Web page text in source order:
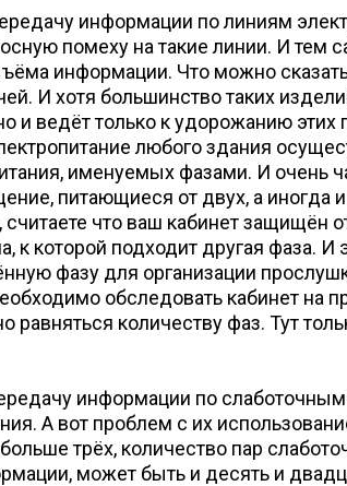
информации по линиям
помеху на такие линии. И
информации. Что можно
И хотя большинство таких
и ведёт только к удорожанию
любого здания
именуемых фазами. И очень
питающиеся от двух, а иногда
считаете что ваш кабинет
к которой подходит другая
фазу для организации
обследовать кабинет на
количеству фаз. Тут
информации по
А вот проблем с их
трёх, количество пар
может быть и десять и